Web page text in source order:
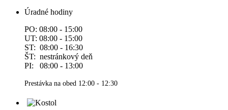
Úradné hodiny
PO: 08:00 - 15:00
UT: 08:00 - 15:00
ST: 08:00 - 16:30
ŠT: nestránkový deň
PI: 08:00 - 13:00
Prestávka na obed 12:00 - 12:30